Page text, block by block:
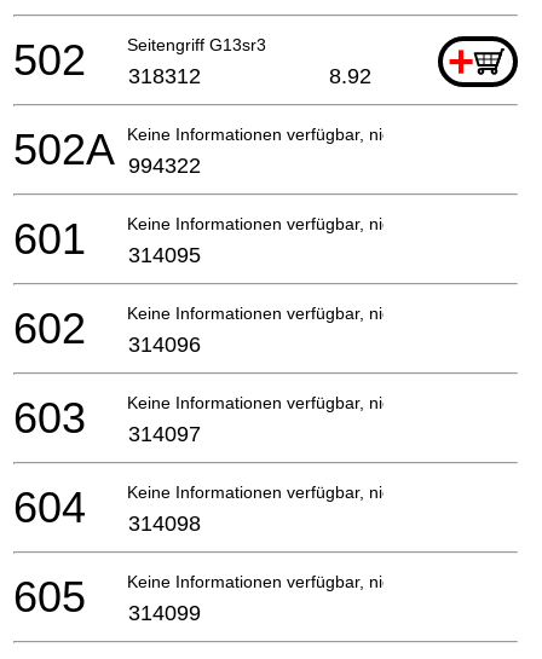
Seitengriff G13sr3 +
502 318312 8.92
Keine Informationen verfügbar, nicht bestellbar
502A 994322
Keine Informationen verfügbar, nicht bestellbar
601 314095
Keine Informationen verfügbar, nicht bestellbar
602 314096
Keine Informationen verfügbar, nicht bestellbar
603 314097
Keine Informationen verfügbar, nicht bestellbar
604 314098
Keine Informationen verfügbar, nicht bestellbar
605 314099